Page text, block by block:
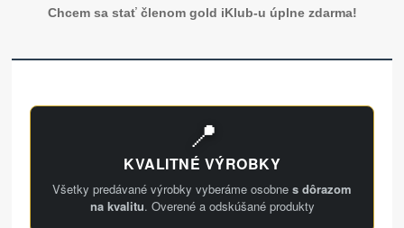
Chcem sa stať členom gold iKlub-u úplne zdarma!
📍
KVALITNÉ VÝROBKY
Všetky predávané výrobky vyberáme osobne s dôrazom
na kvalitu. Overené a odskúšané produkty